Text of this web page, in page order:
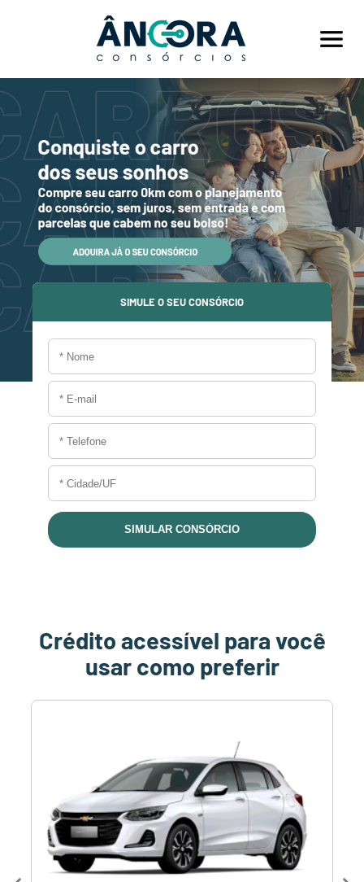
Conheça o Consórcio
Vantangens
Depoimentos
SIMULE AQUI
SIMULE O SEU CONSÓRCIO
Crédito acessível para você
usar como preferir